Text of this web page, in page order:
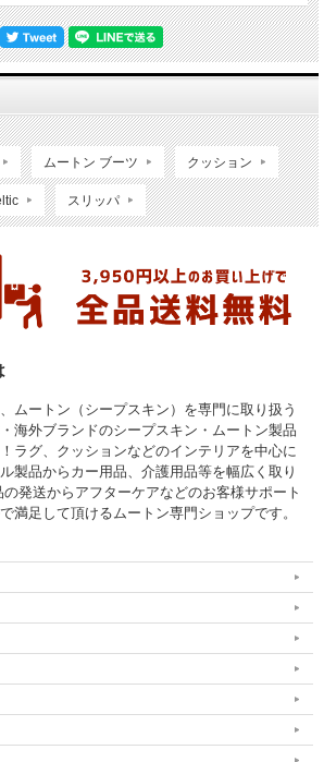
ムートン ブーツ クッション
スリッパ
ムートン（シープスキン）を専門に取り扱う
海外ブランドのシープスキン・ムートン製品
ラグ、クッションなどのインテリアを中心に
製品からカー用品、介護用品等を幅広く取り
発送からアフターケアなどのお客様サポート
満足して頂けるムートン専門ショップです。